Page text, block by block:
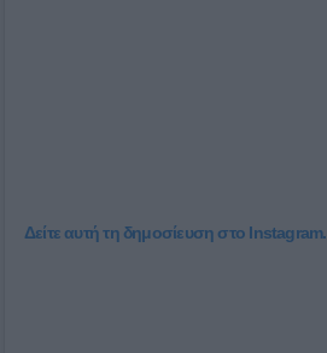
Δείτε αυτή τη δημοσίευση στο Instagram.